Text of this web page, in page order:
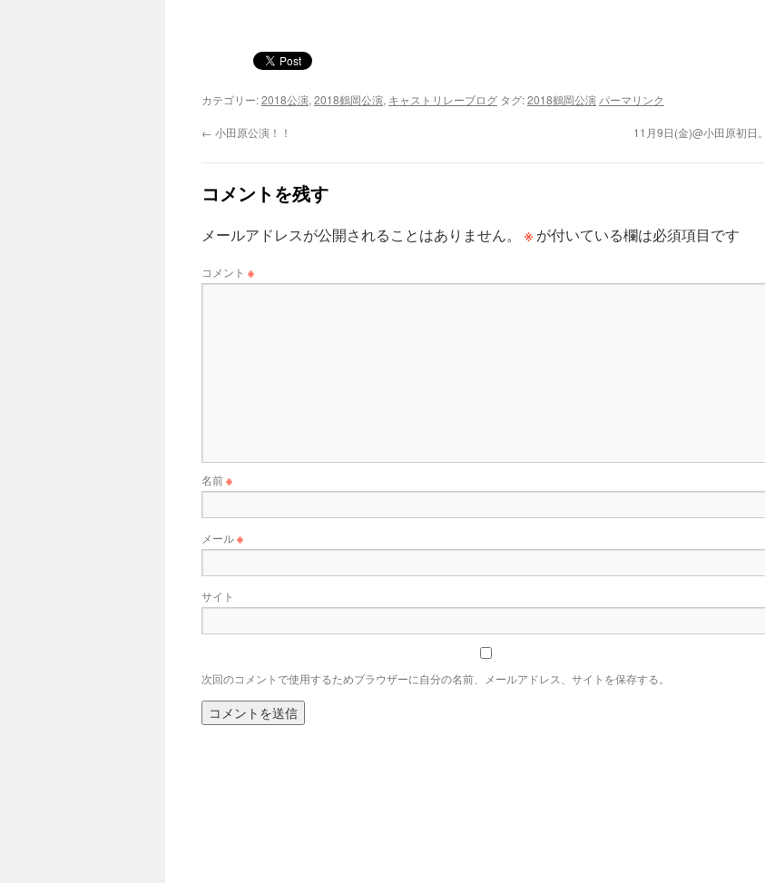
カテゴリー:2018公演, 2018鶴岡公演, キャストリレーブログ タグ:2018鶴岡公演 パーマリンク
← 小田原公演！！ 11月9日(金)@小田原初日。
コメントを残す
メールアドレスが公開されることはありません。 ※ が付いている欄は必須項目です
コメント ※
名前※
メール※
サイト
次回のコメントで使用するためブラウザーに自分の名前、メールアドレス、サイトを保存する。